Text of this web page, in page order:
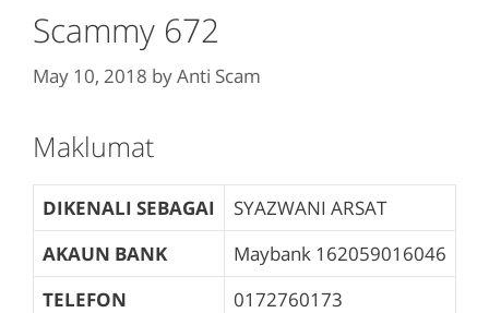
Scammy 672
May 10, 2018 byAnti Scam
Maklumat
DIKENALI SEBAGAI
SYAZWANI ARSAT
AKAUN BANK
Maybank 162059016046
TELEFON
0172760173